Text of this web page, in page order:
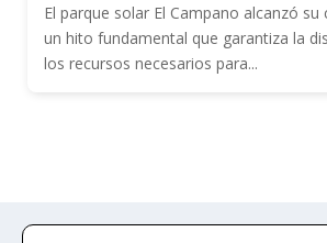
El parque solar El Campano alcanzó su
un hito fundamental que garantiza la
los recursos necesarios para...